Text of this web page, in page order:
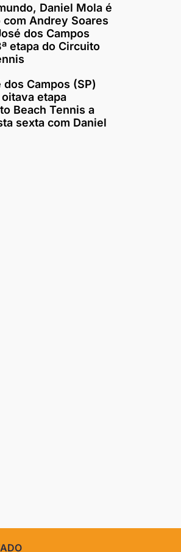
Daniel Mola é
com Andrey Soares
dos Campos
etapa do Circuito
dos Campos (SP)
etapa
Beach Tennis a
sexta com Daniel